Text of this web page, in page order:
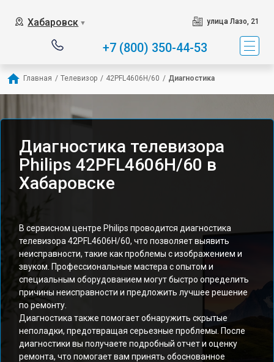
Хабаровск ▼ улица Лазо, 21
+7 (800) 350-44-53
Главная / Телевизор / 42PFL4606H/60 / Диагностика
Диагностика телевизора
Philips 42PFL4606H/60 в
Хабаровске
В сервисном центре Philips проводится диагностика
телевизора 42PFL4606H/60, что позволяет выявить
неисправности, такие как проблемы с изображением и
звуком. Профессиональные мастера с опытом и
специальным оборудованием могут быстро определить
причины неисправности и предложить лучшее решение
по ремонту.
Диагностика также помогает обнаружить скрытые
неполадки, предотвращая серьезные проблемы. После
диагностики вы получаете подробный отчет и оценку
ремонта, что помогает вам принять обоснованное